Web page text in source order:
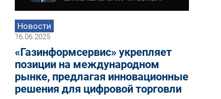
Новости
16.06.2025
«Газинформсервис» укрепляет
позиции на международном
рынке, предлагая инновационные
решения для цифровой торговли